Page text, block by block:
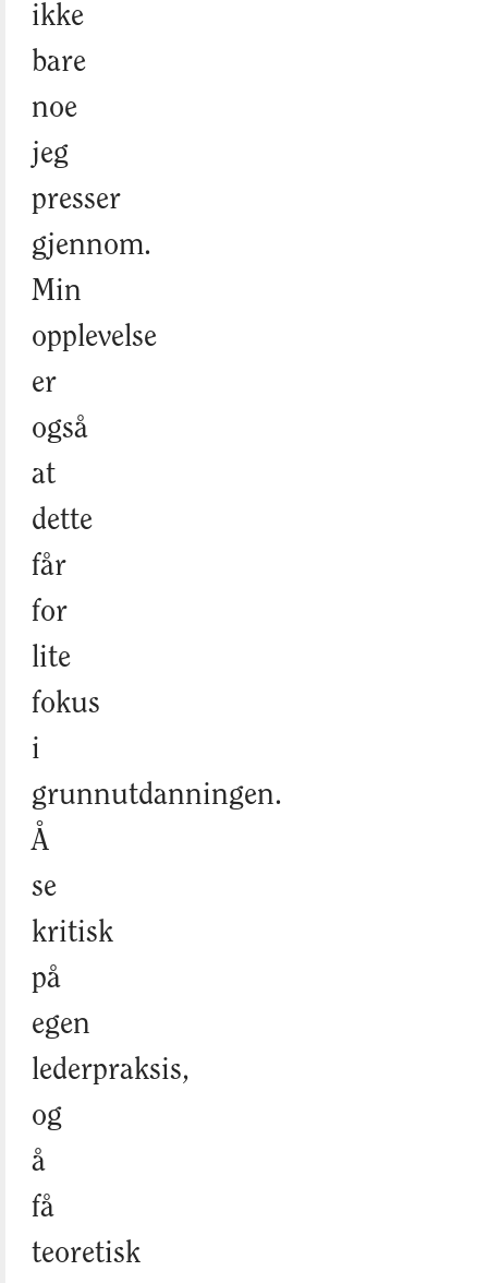
ikke
bare
noe
jeg
presser
gjennom.
Min
opplevelse
er
også
at
dette
får
for
lite
fokus
i
grunnutdanningen.
Å
se
kritisk
på
egen
lederpraksis,
og
å
få
teoretisk